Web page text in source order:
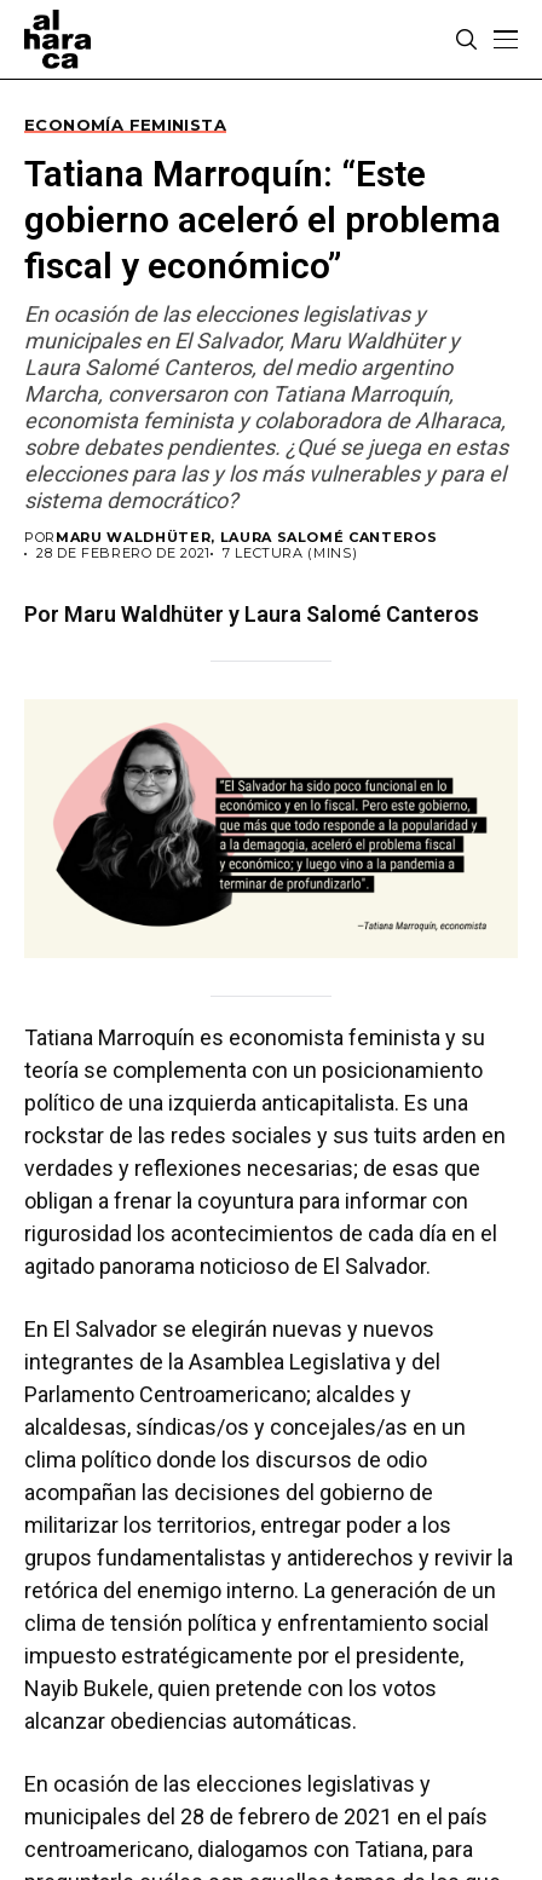
ECONOMÍA FEMINISTA
Tatiana Marroquín: “Este
gobierno aceleró el problema
fiscal y económico”
En ocasión de las elecciones legislativas y
municipales en El Salvador, Maru Waldhüter y
Laura Salomé Canteros, del medio argentino
Marcha, conversaron con Tatiana Marroquín,
economista feminista y colaboradora de Alharaca,
sobre debates pendientes. ¿Qué se juega en estas
elecciones para las y los más vulnerables y para el
sistema democrático?
POR MARU WALDHÜTER, LAURA SALOMÉ CANTEROS
28 DE FEBRERO DE 2021
7 LECTURA (MINS)
Por Maru Waldhüter y Laura Salomé Canteros
Tatiana Marroquín es economista feminista y su
teoría se complementa con un posicionamiento
político de una izquierda anticapitalista. Es una
rockstar de las redes sociales y sus tuits arden en
verdades y reflexiones necesarias; de esas que
obligan a frenar la coyuntura para informar con
rigurosidad los acontecimientos de cada día en el
agitado panorama noticioso de El Salvador.
En El Salvador se elegirán nuevas y nuevos
integrantes de la Asamblea Legislativa y del
Parlamento Centroamericano; alcaldes y
alcaldesas, síndicas/os y concejales/as en un
clima político donde los discursos de odio
acompañan las decisiones del gobierno de
militarizar los territorios, entregar poder a los
grupos fundamentalistas y antiderechos y revivir la
retórica del enemigo interno. La generación de un
clima de tensión política y enfrentamiento social
impuesto estratégicamente por el presidente,
Nayib Bukele, quien pretende con los votos
alcanzar obediencias automáticas.
En ocasión de las elecciones legislativas y
municipales del 28 de febrero de 2021 en el país
centroamericano, dialogamos con Tatiana, para